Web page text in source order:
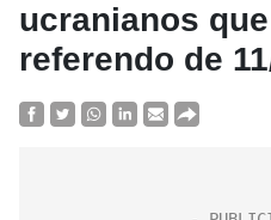
ucranianos
referendo de